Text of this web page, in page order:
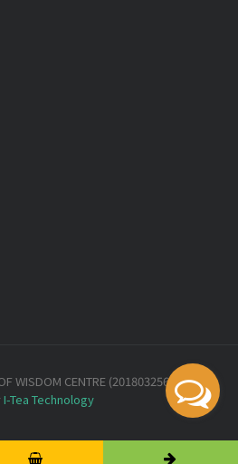
WISDOM CENTRE (201803256732
I-Tea Technology